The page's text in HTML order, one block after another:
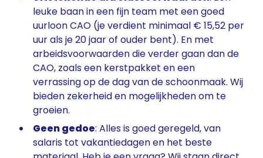
leuke baan in een fijn team met een goed
uurloon CAO (je verdient minimaal € 15,52 per
uur als je 20 jaar of ouder bent). En met
arbeidsvoorwaarden die verder gaan dan de
CAO, zoals een kerstpakket en een
verrassing op de dag van de schoonmaak. Wij
bieden zekerheid en mogelijkheden om te
groeien.
Geen gedoe: Alles is goed geregeld, van
salaris tot vakantiedagen en het beste